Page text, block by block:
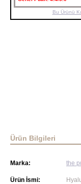
Bu Ürünü
Ürün Bilgileri
Marka: the
Ürün İsmi: